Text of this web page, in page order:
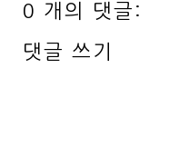
0 개의 댓글:
댓글 쓰기